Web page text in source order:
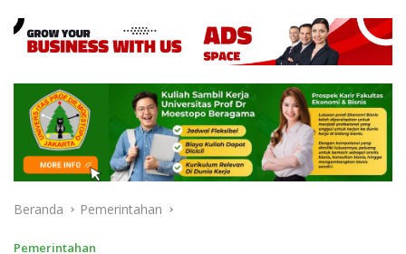
Beranda Pemerintahan
Pemerintahan